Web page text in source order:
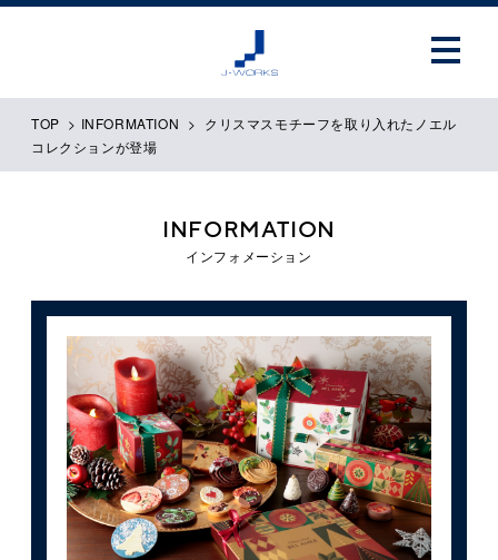
TOP > INFORMATION > クリスマスモチーフを取り入れたノエル
コレクションが登場
INFORMATION
インフォメーション